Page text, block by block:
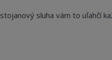
sluha vám to uľahčí